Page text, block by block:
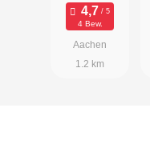
4 Bew.
Aachen
1.2 km